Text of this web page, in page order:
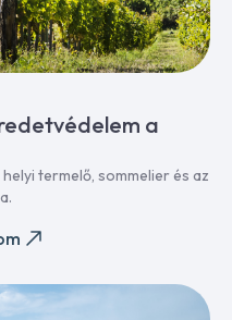
a
termelő, sommelier és az